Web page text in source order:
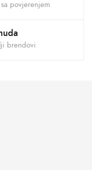
povjerenjem
brendovi